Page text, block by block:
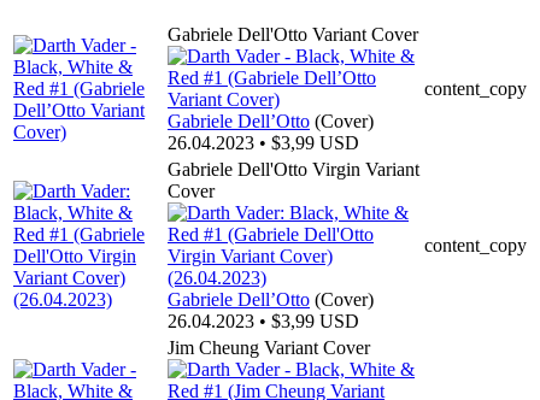
Gabriele Dell'Otto Variant Cover
Gabriele Dell’Otto (Cover)
26.04.2023 • $3,99 USD
content_copy
Gabriele Dell'Otto Virgin Variant
Cover
Gabriele Dell’Otto (Cover)
26.04.2023 • $3,99 USD
content_copy
Jim Cheung Variant Cover